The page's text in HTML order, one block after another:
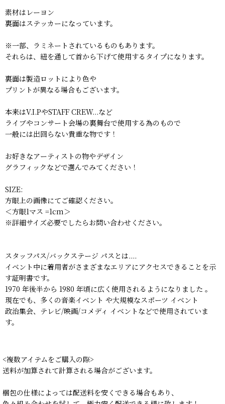
素材はレーヨン
裏面はステッカーになっています。
※一部、ラミネートされているものもあります。
それらは、紐を通して首から下げて使用するタイプになります。
裏面は製造ロットにより色や
プリントが異なる場合もございます。
本来はV.I.PやSTAFF CREW...など
ライブやコンサート会場の裏舞台で使用する為のもので
一般には出回らない貴重な物です！
お好きなアーティストの物やデザイン
グラフィックなどで選んでみてください！
SIZE:
方眼上の画像にてご確認ください。
＜方眼1マス =1cm＞
※詳細サイズ必要でしたらお問い合わせください。
スタッフパス/バックステージ パスとは....
イベント中に着用者がさまざまなエリアにアクセスできることを示
す証明書です。
1970 年後半から 1980 年頃に広く使用されるようになりました 。
現在でも、多くの音楽イベント や大規模なスポーツ イベント
政治集会、テレビ/映画/コメディ イベントなどで使用されていま
す。
<複数アイテムをご購入の際>
送料が加算されて計算される場合がございます。
梱包の仕様によっては配送料を安くできる場合もあり、